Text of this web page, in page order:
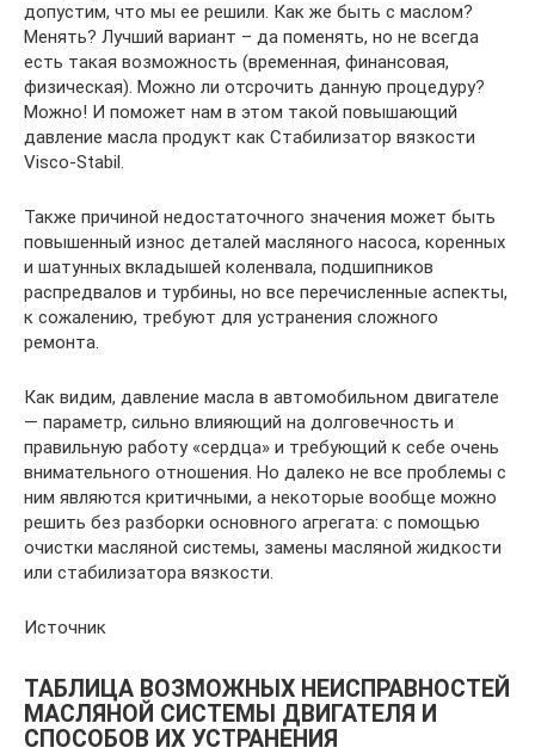
допустим, что мы ее решили. Как же быть с маслом?
Менять? Лучший вариант – да поменять, но не всегда
есть такая возможность (временная, финансовая,
физическая). Можно ли отсрочить данную процедуру?
Можно! И поможет нам в этом такой повышающий
давление масла продукт как Стабилизатор вязкости
Visco-Stabil.
Также причиной недостаточного значения может быть
повышенный износ деталей масляного насоса, коренных
и шатунных вкладышей коленвала, подшипников
распредвалов и турбины, но все перечисленные аспекты,
к сожалению, требуют для устранения сложного
ремонта.
Как видим, давление масла в автомобильном двигателе
— параметр, сильно влияющий на долговечность и
правильную работу «сердца» и требующий к себе очень
внимательного отношения. Но далеко не все проблемы с
ним являются критичными, а некоторые вообще можно
решить без разборки основного агрегата: с помощью
очистки масляной системы, замены масляной жидкости
или стабилизатора вязкости.
Источник
ТАБЛИЦА ВОЗМОЖНЫХ НЕИСПРАВНОСТЕЙ
МАСЛЯНОЙ СИСТЕМЫ ДВИГАТЕЛЯ И
СПОСОБОВ ИХ УСТРАНЕНИЯ